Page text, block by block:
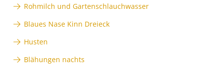
Rohmilch und Gartenschlauchwasser
Blaues Nase Kinn Dreieck
Husten
Blähungen nachts